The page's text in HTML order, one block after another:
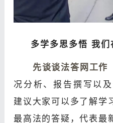
多学多思多悟 我们
先谈谈法答网工作
况分析、报告撰写以
建议大家可以多了解学
最高法的答疑，代表最